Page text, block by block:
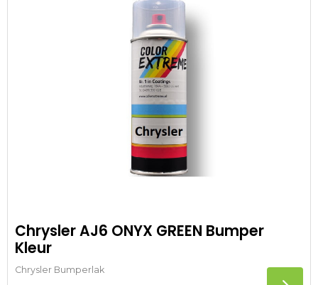
Chrysler AJ6 ONYX GREEN Bumper
Kleur
Chrysler Bumperlak